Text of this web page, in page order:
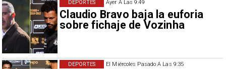
Ayer A Las 9:49
Claudio Bravo baja la euforia
sobre fichaje de Vozinha
DEPORTES
El Miércoles Pasado A Las 9:35
DEPORTES